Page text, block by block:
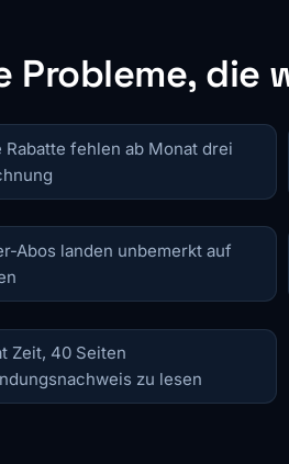
Probleme, die
fehlen ab Monat drei
Abos landen unbemerkt auf
Zeit, 40 Seiten
zu lesen